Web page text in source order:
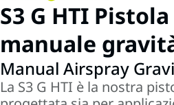
S3 G HTI
manuale
Manual Airspray
La S3 G HTI è la nostra